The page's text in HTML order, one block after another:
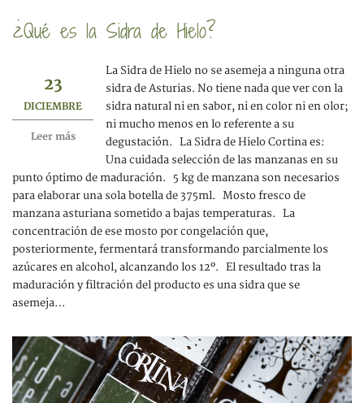
¿Qué es la Sidra de Hielo?
23
DICIEMBRE
Leer más
La Sidra de Hielo no se asemeja a ninguna otra
sidra de Asturias. No tiene nada que ver con la
sidra natural ni en sabor, ni en color ni en olor;
ni mucho menos en lo referente a su
degustación. La Sidra de Hielo Cortina es:
Una cuidada selección de las manzanas en su
punto óptimo de maduración. 5 kg de manzana son necesarios
para elaborar una sola botella de 375ml. Mosto fresco de
manzana asturiana sometido a bajas temperaturas. La
concentración de ese mosto por congelación que,
posteriormente, fermentará transformando parcialmente los
azúcares en alcohol, alcanzando los 12º. El resultado tras la
maduración y filtración del producto es una sidra que se
asemeja…